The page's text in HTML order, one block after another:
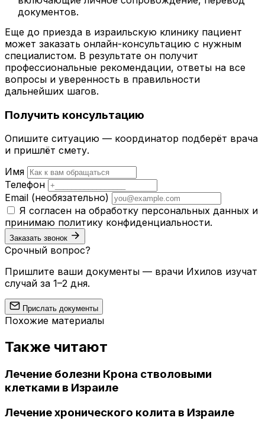
документов.
Еще до приезда в израильскую клинику пациент
может заказать онлайн-консультацию с нужным
специалистом. В результате он получит
профессиональные рекомендации, ответы на все
вопросы и уверенность в правильности
дальнейших шагов.
Получить консультацию
Опишите ситуацию — координатор подберёт врача
и пришлёт смету.
Имя
Телефон
Email (необязательно)
Я согласен на обработку персональных данных и
принимаю политику конфиденциальности.
Заказать звонок
Срочный вопрос?
Пришлите ваши документы — врачи Ихилов изучат
случай за 1–2 дня.
Прислать документы
Похожие материалы
Также читают
Лечение болезни Крона стволовыми
клетками в Израиле
Лечение хронического колита в Израиле